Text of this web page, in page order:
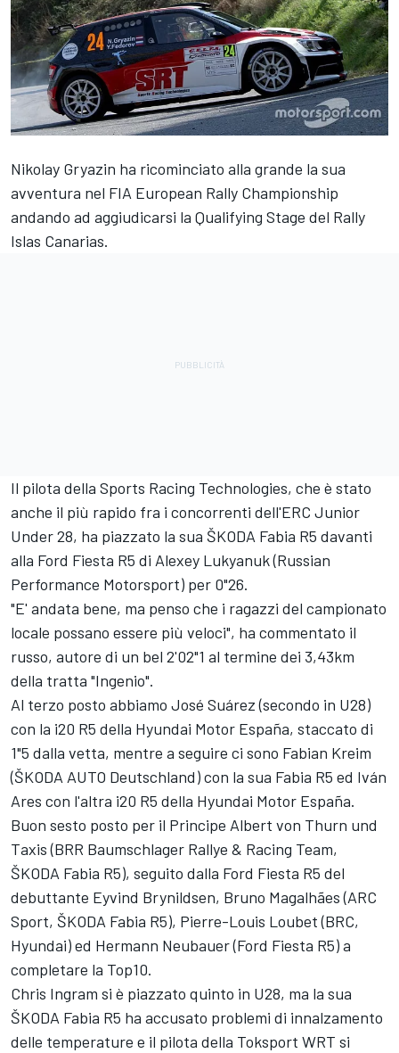
Nikolay Gryazin ha ricominciato alla grande la sua
avventura nel FIA European Rally Championship
andando ad aggiudicarsi la Qualifying Stage del Rally
Islas Canarias.
Il pilota della Sports Racing Technologies, che è stato
anche il più rapido fra i concorrenti dell'ERC Junior
Under 28, ha piazzato la sua ŠKODA Fabia R5 davanti
alla Ford Fiesta R5 di Alexey Lukyanuk (Russian
Performance Motorsport) per 0"26.
"E' andata bene, ma penso che i ragazzi del campionato
locale possano essere più veloci", ha commentato il
russo, autore di un bel 2'02"1 al termine dei 3,43km
della tratta "Ingenio".
Al terzo posto abbiamo José Suárez (secondo in U28)
con la i20 R5 della Hyundai Motor España, staccato di
1"5 dalla vetta, mentre a seguire ci sono Fabian Kreim
(ŠKODA AUTO Deutschland) con la sua Fabia R5 ed Iván
Ares con l'altra i20 R5 della Hyundai Motor España.
Buon sesto posto per il Principe Albert von Thurn und
Taxis (BRR Baumschlager Rallye & Racing Team,
ŠKODA Fabia R5), seguito dalla Ford Fiesta R5 del
debuttante Eyvind Brynildsen, Bruno Magalhães (ARC
Sport, ŠKODA Fabia R5), Pierre-Louis Loubet (BRC,
Hyundai) ed Hermann Neubauer (Ford Fiesta R5) a
completare la Top10.
Chris Ingram si è piazzato quinto in U28, ma la sua
ŠKODA Fabia R5 ha accusato problemi di innalzamento
delle temperature e il pilota della Toksport WRT si